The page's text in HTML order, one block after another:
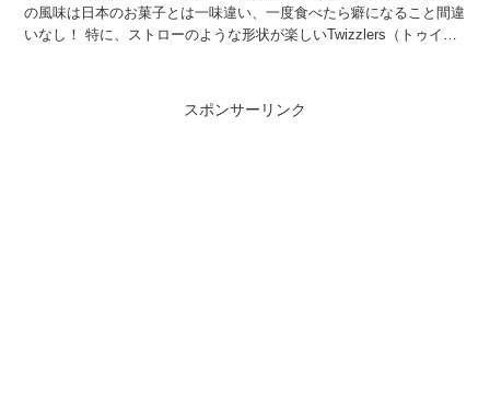
の風味は日本のお菓子とは一味違い、一度食べたら癖になること間違
いなし！ 特に、ストローのような形状が楽しいTwizzlers（トゥイズ
スポンサーリンク